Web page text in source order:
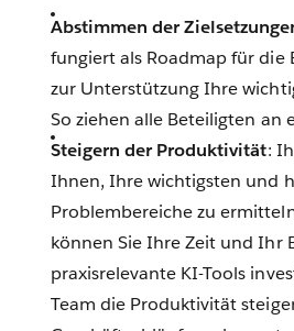
Abstimmen der
fungiert als Roadmap für die
zur Unterstützung Ihre
So ziehen alle Beteiligten an
Steigern der Produktivität:
Ihnen, Ihre wichtigsten und
Problembereiche zu
können Sie Ihre Zeit und Ihr
praxisrelevante KI-Tools
Team die Produktivität